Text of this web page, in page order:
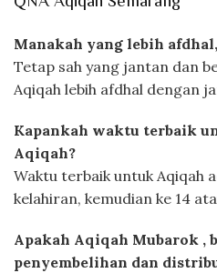
Manakah yang lebih
Tetap sah yang jantan dan
Aqiqah lebih afdhal dengan
Kapankah waktu terbaik
Aqiqah?
Waktu terbaik untuk Aqiqah
kelahiran, kemudian ke 14
Apakah Aqiqah Mubarok ,
penyembelihan dan